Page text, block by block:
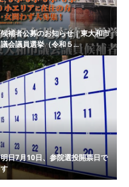
候補者公募のお知らせ｜東大和市
議会議員選挙（令和５...
明日7月10日、参院選投開票日で
す